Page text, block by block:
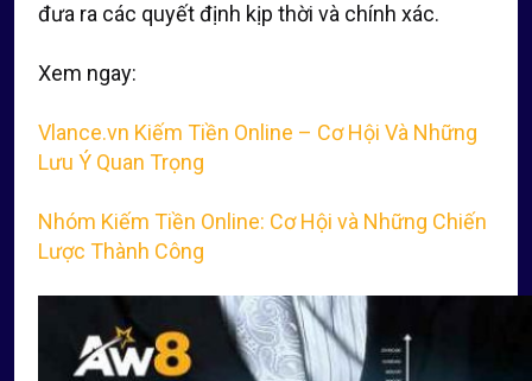
đưa ra các quyết định kịp thời và chính xác.
Xem ngay:
Vlance.vn Kiếm Tiền Online – Cơ Hội Và Những
Lưu Ý Quan Trọng
Nhóm Kiếm Tiền Online: Cơ Hội và Những Chiến
Lược Thành Công